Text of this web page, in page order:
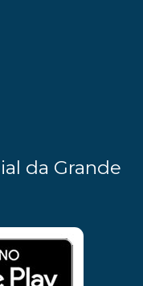
da Grande